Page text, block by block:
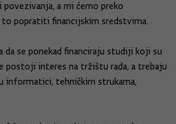
povezivanja, a mi ćemo preko
popratiti financijskim sredstvima.
da se ponekad financiraju studiji koji su
postoji interes na tržištu rada, a trebaju
informatici, tehničkim strukama,